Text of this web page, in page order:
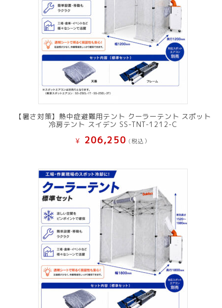
【暑さ対策】熱中症避難用テント クーラーテント スポット
冷房テント スイデン SS-TNT-1212-C
¥ 206,250 (税込）